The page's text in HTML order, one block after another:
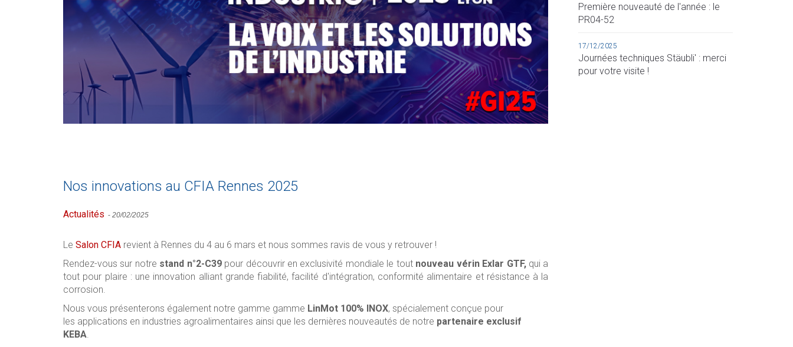
Nos innovations au CFIA Rennes 2025
Actualités - 20/02/2025
Le Salon CFIA revient à Rennes du 4 au 6 mars et nous sommes ravis de vous y retrouver !
Rendez-vous sur notre stand n°2-C39pour découvrir en exclusivité mondiale le tout nouveau vérin Exlar GTF,qui a
tout pour plaire : une innovation alliant grande fiabilité, facilité d'intégration, conformité alimentaire et résistance à la
corrosion.
Nous vous présenterons également notre gamme gamme LinMot 100% INOX, spécialement conçue pour
les applications en industries agroalimentaires ainsi que les dernières nouveautés de notre partenaire exclusif
KEBA.
Première nouveauté de l'année : le
PR04-52
17/12/2025
Journées techniques Stäubli' : merci
pour votre visite !